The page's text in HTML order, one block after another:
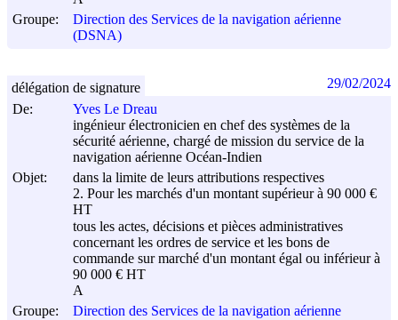
Groupe:
Direction des Services de la navigation aérienne
(DSNA)
De:
Yves Le Dreau
ingénieur électronicien en chef des systèmes de la
sécurité aérienne, chargé de mission du service de la
navigation aérienne Océan-Indien
Objet:
dans la limite de leurs attributions respectives
2. Pour les marchés d'un montant supérieur à 90 000 €
HT
tous les actes, décisions et pièces administratives
concernant les ordres de service et les bons de
commande sur marché d'un montant égal ou inférieur à
90 000 € HT
A
Groupe:
Direction des Services de la navigation aérienne
délégation de signature 29/02/2024